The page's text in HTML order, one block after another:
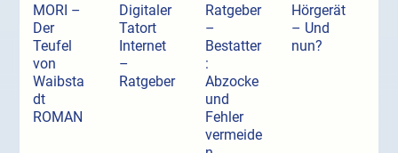
MORI –
Der
Teufel
von
Waibsta
dt
ROMAN
Digitaler
Tatort
Internet
–
Ratgeber
Ratgeber
–
Bestatter
:
Abzocke
und
Fehler
vermeide
Hörgerät
– Und
nun?